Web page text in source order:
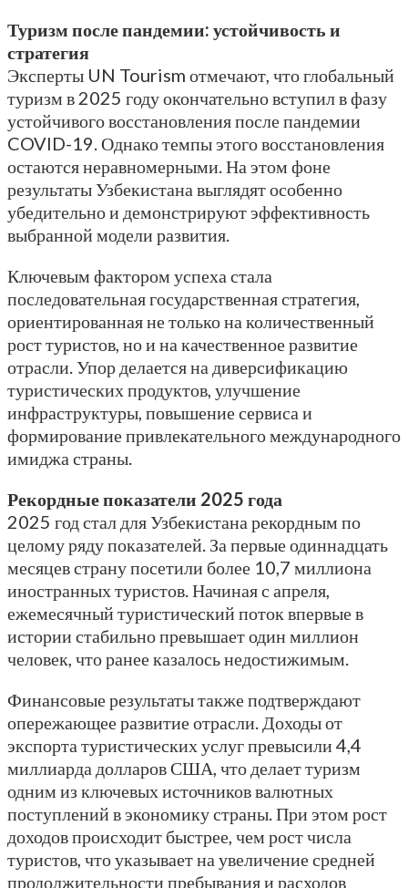
Туризм после пандемии: устойчивость и
стратегия
Эксперты UN Tourism отмечают, что глобальный
туризм в 2025 году окончательно вступил в фазу
устойчивого восстановления после пандемии
COVID-19. Однако темпы этого восстановления
остаются неравномерными. На этом фоне
результаты Узбекистана выглядят особенно
убедительно и демонстрируют эффективность
выбранной модели развития.
Ключевым фактором успеха стала
последовательная государственная стратегия,
ориентированная не только на количественный
рост туристов, но и на качественное развитие
отрасли. Упор делается на диверсификацию
туристических продуктов, улучшение
инфраструктуры, повышение сервиса и
формирование привлекательного международного
имиджа страны.
Рекордные показатели 2025 года
2025 год стал для Узбекистана рекордным по
целому ряду показателей. За первые одиннадцать
месяцев страну посетили более 10,7 миллиона
иностранных туристов. Начиная с апреля,
ежемесячный туристический поток впервые в
истории стабильно превышает один миллион
человек, что ранее казалось недостижимым.
Финансовые результаты также подтверждают
опережающее развитие отрасли. Доходы от
экспорта туристических услуг превысили 4,4
миллиарда долларов США, что делает туризм
одним из ключевых источников валютных
поступлений в экономику страны. При этом рост
доходов происходит быстрее, чем рост числа
туристов, что указывает на увеличение средней
продолжительности пребывания и расходов